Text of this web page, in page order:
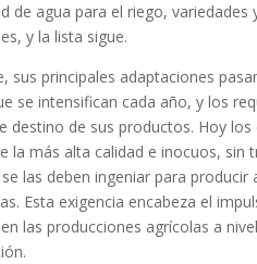
de agua para el riego, variedades
y la lista sigue.
sus principales adaptaciones
se intensifican cada año, y los
destino de sus productos. Hoy
la más alta calidad e inocuos, sin
las deben ingeniar para producir
Esta exigencia encabeza el
las producciones agrícolas a